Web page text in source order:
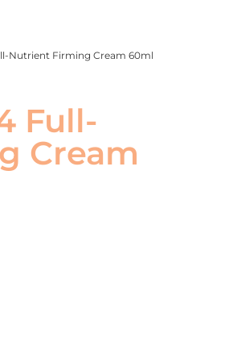
Nutrient Firming Cream 60ml
Full-
Cream